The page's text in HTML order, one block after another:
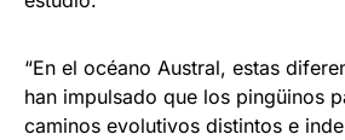
“En el océano Austral, estas
han impulsado que los pingüinos
caminos evolutivos distintos e